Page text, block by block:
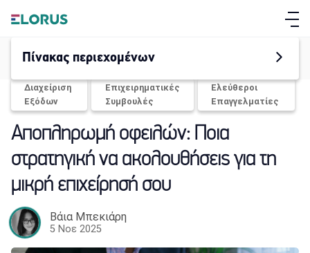
ΣΧΕΤΙΚΑ ΜΕ ΤΟ ELORUS
Διαχείριση
Εξόδων
Επιχειρηματικές
Συμβουλές
Ελεύθεροι
Επαγγελματίες
Αποπληρωμή οφειλών: Ποια
στρατηγική να ακολουθήσεις για τη
μικρή επιχείρησή σου
Βάια Μπεκιάρη
5 Νοε 2025
Πίνακας περιεχομένων